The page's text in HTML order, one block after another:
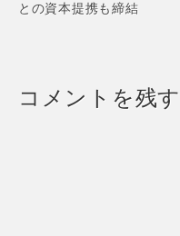
との資本提携も締結
コメントを残す